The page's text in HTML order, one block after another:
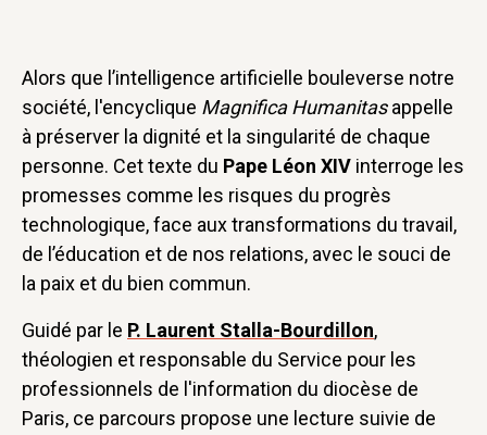
Alors que l’intelligence artificielle bouleverse notre
société, l'encyclique Magnifica Humanitasappelle
à préserver la dignité et la singularité de chaque
personne. Cet texte du Pape Léon XIV interroge les
promesses comme les risques du progrès
technologique, face aux transformations du travail,
de l’éducation et de nos relations, avec le souci de
la paix et du bien commun.
Guidé par le P. Laurent Stalla-Bourdillon,
théologien et responsable du Service pour les
professionnels de l'information du diocèse de
Paris, ce parcours propose une lecture suivie de